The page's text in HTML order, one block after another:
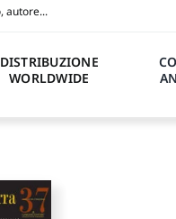
DISTRIBUZIONE
WORLDWIDE